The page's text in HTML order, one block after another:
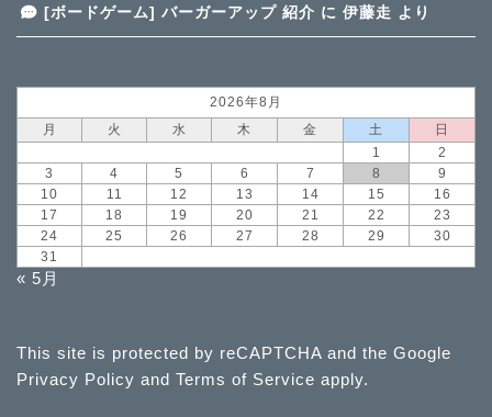
[ボードゲーム] バーガーアップ 紹介 に 伊藤走 より
2026年8月
月
火 水 木 金 土
日
1
2
3
4 5 6 7 8
9
10
11 12 13 14 15
16
17
18 19 20 21 22
23
24
25 26 27 28 29
30
31
« 5月
This site is protected by reCAPTCHA and the Google
Privacy Policy and Terms of Service apply.